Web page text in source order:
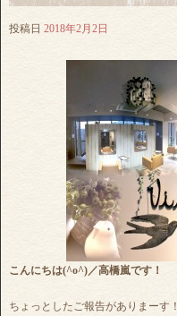
投稿日 2018年2月2日
こんにちは(^o^)／高橋嵐です！
ちょっとしたご報告がありまーす！